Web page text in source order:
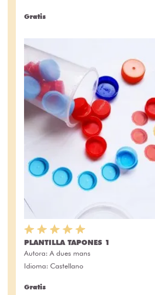
Gratis
PLANTILLA TAPONES 1
Autora: A dues mans
Idioma: Castellano
Gratis